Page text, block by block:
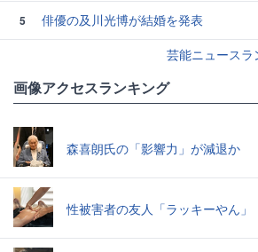
5
俳優の及川光博が結婚を発表
芸能ニュースラ
画像アクセスランキング
森喜朗氏の「影響力」が減退か
性被害者の友人「ラッキーやん」